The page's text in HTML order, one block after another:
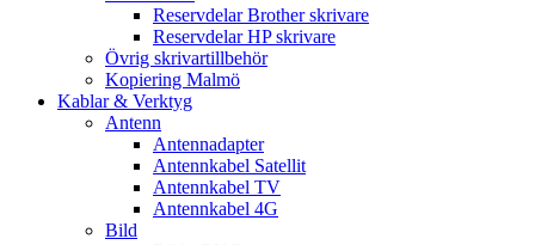
Reservdelar Brother skrivare
Reservdelar HP skrivare
Övrig skrivartillbehör
Kopiering Malmö
Kablar & Verktyg
Antenn
Antennadapter
Antennkabel Satellit
Antennkabel TV
Antennkabel 4G
Bild